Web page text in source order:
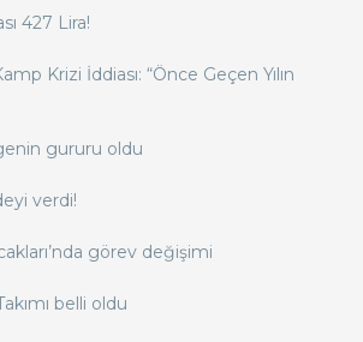
427 Lira!
Krizi İddiası: “Önce Geçen Yılın
gururu oldu
verdi!
görev değişimi
belli oldu